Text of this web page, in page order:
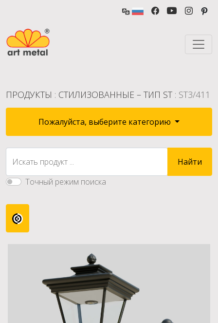
ПРОДУКТЫ : СТИЛИЗОВАННЫЕ – ТИП ST : ST3/411
Пожалуйста, выберите категорию
Искать продукт ...
Найти
Точный режим поиска